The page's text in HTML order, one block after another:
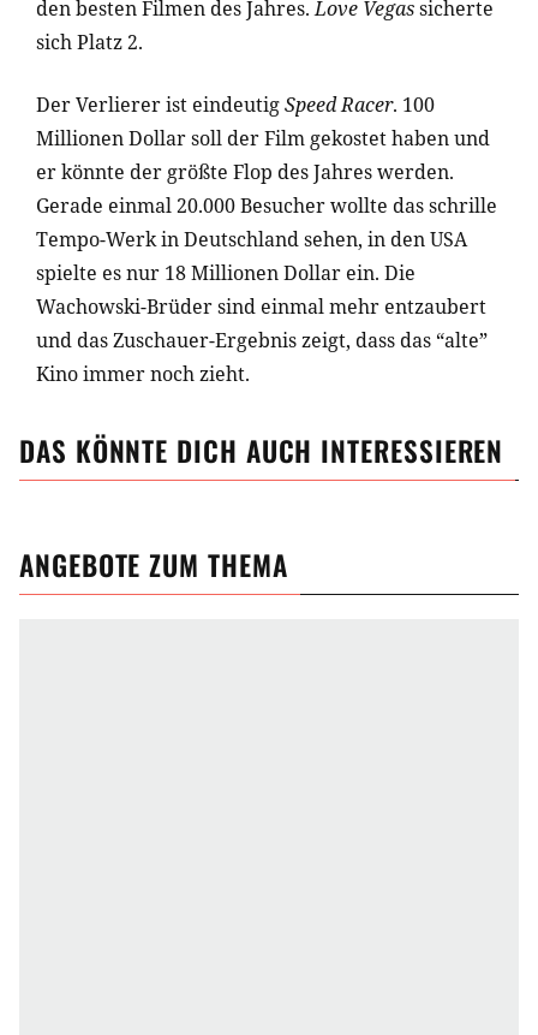
den besten Filmen des Jahres.Love Vegassicherte
sich Platz 2.
Der Verlierer ist eindeutigSpeed Racer. 100
Millionen Dollar soll der Film gekostet haben und
er könnte der größte Flop des Jahres werden.
Gerade einmal 20.000 Besucher wollte das schrille
Tempo-Werk in Deutschland sehen, in den USA
spielte es nur 18 Millionen Dollar ein. Die
Wachowski-Brüder sind einmal mehr entzaubert
und das Zuschauer-Ergebnis zeigt, dass das “alte”
Kino immer noch zieht.
DAS KÖNNTE DICH AUCH INTERESSIEREN
ANGEBOTE ZUM THEMA